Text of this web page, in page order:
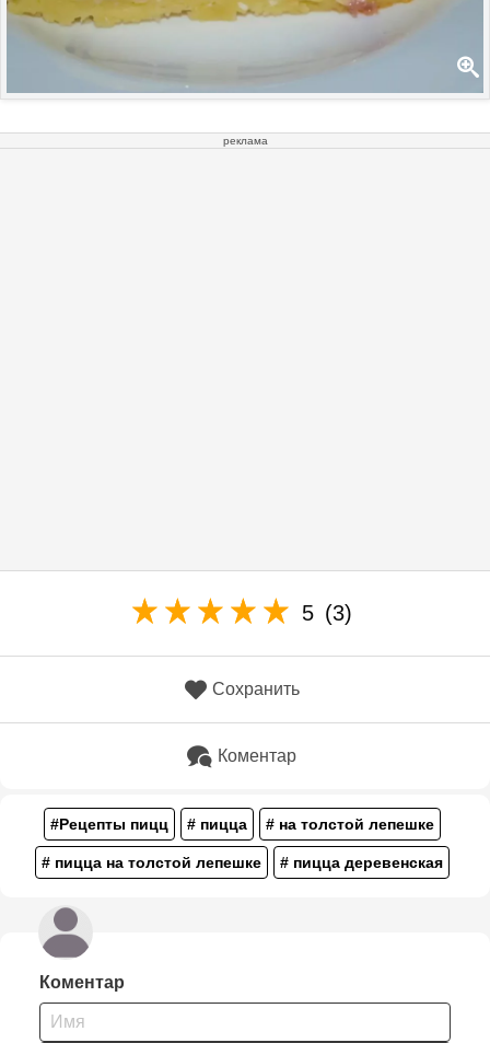
реклама
5 (3)
Сохранить
Коментар
#Рецепты пицц # пицца # на толстой лепешке
# пицца на толстой лепешке # пицца деревенская
Коментар